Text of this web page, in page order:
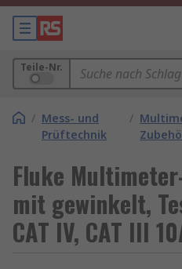
Teile-Nr.
/ Mess- und
Prüftechnik
/
Fluke
mit gewinkelt,
CAT IV, CAT III